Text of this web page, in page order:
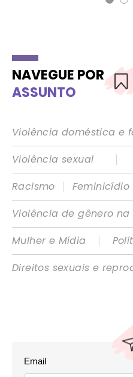
NAVEGUE POR
ASSUNTO
Violência doméstica e
Violência sexual
|
Racismo
| Feminicídio
Violência de gênero
Mulher e Mídia
|
Direitos sexuais e